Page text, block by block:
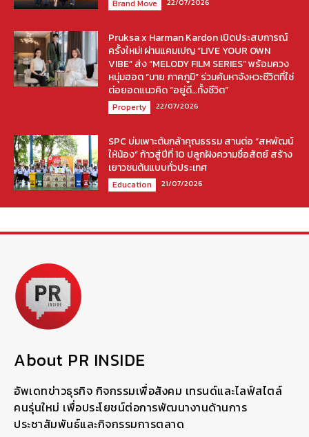
Brand Move 22/07/2026
Pruksa x Harman Kardon เปิดประสบการณ์
ครั้งใหม่! ผ่านแคมเปญ “LIVE YOUR OWN
VIBE” ส่ง “MELODY FILM SERIES” พร้อมควง
หนุ่มฮอต “มาย ภาคภูมิ” ร่วมค้นหาจังหวะชีวิตที่ใช่
ต่อยอดแนวคิด “อยู่ดี…ทั้งชีวิต”
Property 22/07/2026
SPC บ่มเพาะต้นกล้าคุณธรรม สานต่อ “สหพัฒน์
ให้น้อง” ก้าวสู่ปีที่ 10 ปลูกฝังความซื่อสัตย์ สร้าง
เยาวชนต้นแบบทั่วประเทศ
Education 21/07/2026
About PR INSIDE
อัพเดทข่าวธุรกิจ กิจกรรมเพื่อสังคม เทรนด์และไลฟ์สไตล์
คนรุ่นใหม่ เพื่อประโยชน์ต่อการพัฒนางานด้านการ
ประชาสัมพันธ์และกิจกรรมการตลาด